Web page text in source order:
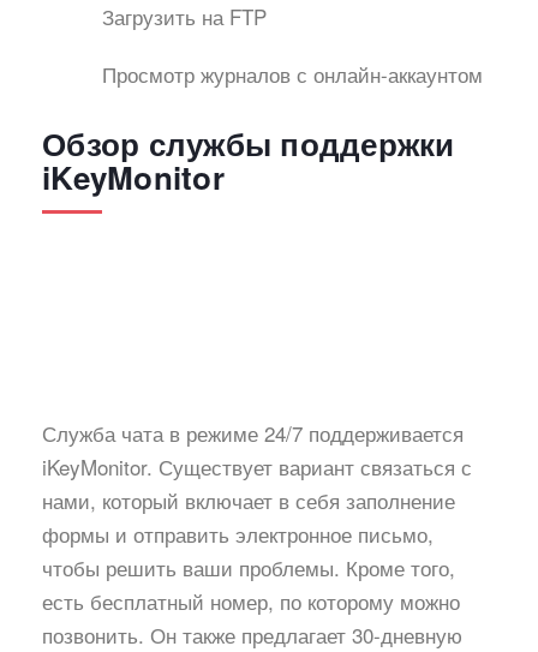
Загрузить на FTP
Просмотр журналов с онлайн-аккаунтом
Обзор службы поддержки
iKeyMonitor
Служба чата в режиме 24/7 поддерживается
iKeyMonitor. Существует вариант связаться с
нами, который включает в себя заполнение
формы и отправить электронное письмо,
чтобы решить ваши проблемы. Кроме того,
есть бесплатный номер, по которому можно
позвонить. Он также предлагает 30-дневную